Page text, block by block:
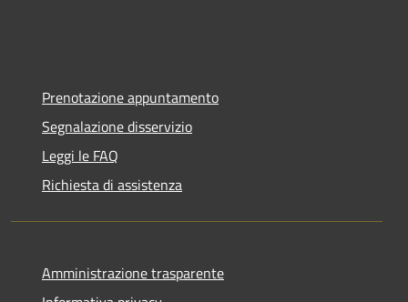
Prenotazione appuntamento
Segnalazione disservizio
Leggi le FAQ
Richiesta di assistenza
Amministrazione trasparente